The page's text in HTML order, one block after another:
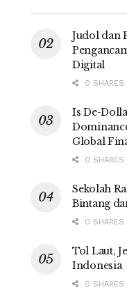
Judol dan
Digital
0 SHARES
Is De-
Global
0 SHARES
Sekolah
Bintang
0 SHARES
Tol Laut,
Indonesia
0 SHARES